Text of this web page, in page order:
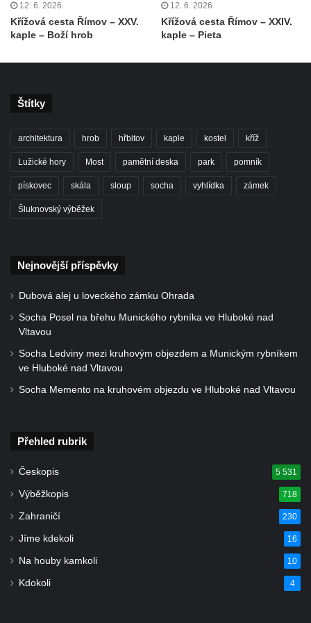
Bývalá synagoga v Milevsku
Kostel svaté Kateřiny Alexandrijské v
Kostel Božího Těla v Kraslicích
Hrobová kaple na hřbitově v Rychnově u
Jablonce nad Nisou
Márnice/hřbitovní kaple na hřbitově v
v Krásné u Pěnčína
Kostel svatého Josefa v Krásné u Pěnčína
Kostel Panny Marie Pomocné s Ivanitskou
poustevnou v Teplicích nad Metují
Metují
Hrobová kaple Johanna Nitsche na
12. 6. 2026
Křížová cesta Římov – XXV.
kaple – Boží hrob
12. 6. 2026
Křížová cesta Římov – XXIV.
kaple – Pieta
Štítky
architektura hrob hřbitov kaple kostel kříž
Lužické hory Most pamětní deska park pomník
pískovec skála sloup socha vyhlídka zámek
Šluknovský výběžek
Nejnovější příspěvky
Dubová alej u loveckého zámku Ohrada
Socha Posel na břehu Munického rybníka ve Hluboké nad
Vltavou
Socha Ledviny mezi kruhovým objezdem a Munickým rybníkem
ve Hluboké nad Vltavou
Socha Memento na kruhovém objezdu ve Hluboké nad Vltavou
Přehled rubrik
Českopis 5 531
Výběžkopis 718
Zahraničí 230
Jíme kdekoli 16
Na houby kamkoli 10
Kdokoli 4